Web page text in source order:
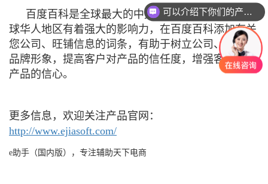
百度百科是全球最大的中文网络百科全书，在全
球华人地区有着强大的影响力，在百度百科添加有关
您公司、旺铺信息的词条，有助于树立公司、旺铺的
品牌形象，提高客户对产品的信任度，增强客户购买
产品的信心。
更多信息，欢迎关注产品官网：
http://www.ejiasoft.com/
e助手（国内版），专注辅助天下电商
可以介绍下你们的产品么？